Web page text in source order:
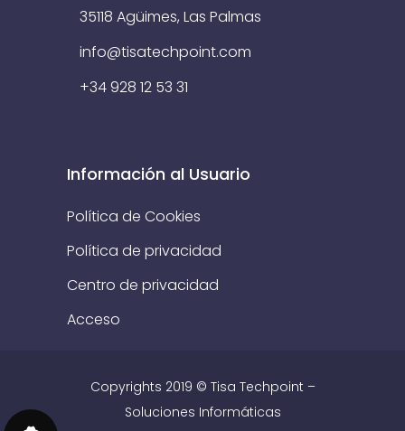
35118 Agüimes, Las Palmas
info@tisatechpoint.com
+34 928 12 53 31
Información al Usuario
Política de Cookies
Política de privacidad
Centro de privacidad
Acceso
Copyrights 2019 © Tisa Techpoint –
Soluciones Informáticas